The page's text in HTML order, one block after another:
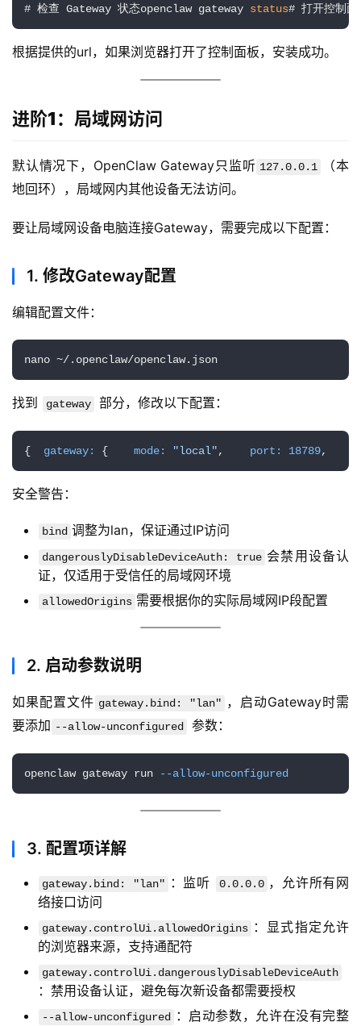
A
I
实
群
运
记
录
经
验
软
件
务
I
提
代
用
接
登录 注册
# 检查 Gateway 状态openclaw gateway status# 打开控制
根据提供的url，如果浏览器打开了控制面板，安装成功。
进阶1：局域网访问
默认情况下，OpenClaw Gateway只监听 127.0.0.1
（本
地回环），局域网内其他设备无法访问。
要让局域网设备电脑连接Gateway，需要完成以下配置：
1. 修改Gateway配置
编辑配置文件：
nano ~/.openclaw/openclaw.json
找到 gateway 部分，修改以下配置：
{ gateway: { mode: "local", port: 18789,
安全警告：
bind 调整为lan，保证通过IP访问
dangerouslyDisableDeviceAuth: true 会禁用设备认
证，仅适用于受信任的局域网环境
allowedOrigins 需要根据你的实际局域网IP段配置
2. 启动参数说明
如果配置文件 gateway.bind: "lan" ，启动Gateway时需
要添加 --allow-unconfigured 参数：
openclaw gateway run --allow-unconfigured
3. 配置项详解
gateway.bind: "lan" ：监听 0.0.0.0 ，允许所有网
络接口访问
gateway.controlUi.allowedOrigins ：显式指定允许
的浏览器来源，支持通配符
gateway.controlUi.dangerouslyDisableDeviceAuth
：禁用设备认证，避免每次新设备都需要授权
--allow-unconfigured
：启动参数，允许在没有完整